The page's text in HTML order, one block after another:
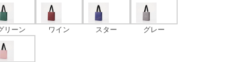
リーン ワイン スター グレー